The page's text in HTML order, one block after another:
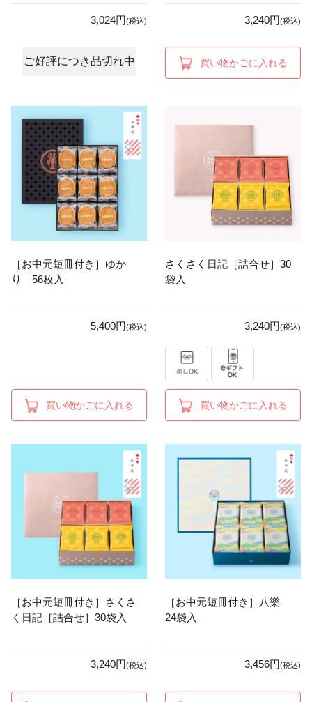
3,024円(税込)
ご好評につき品切れ中
3,240円(税込)
買い物かごに入れる
［お中元短冊付き］ゆか
り 56枚入
5,400円(税込)
買い物かごに入れる
さくさく日記［詰合せ］30
袋入
3,240円(税込)
買い物かごに入れる
［お中元短冊付き］さくさ
く日記［詰合せ］30袋入
3,240円(税込)
［お中元短冊付き］八樂
24袋入
3,456円(税込)